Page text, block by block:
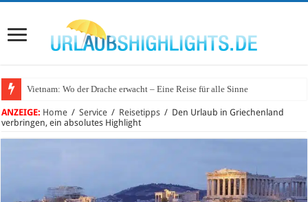
Vietnam: Wo der Drache erwacht – Eine Reise für alle Sinne
ANZEIGE: Home / Service / Reisetipps / Den Urlaub in Griechenland
verbringen, ein absolutes Highlight